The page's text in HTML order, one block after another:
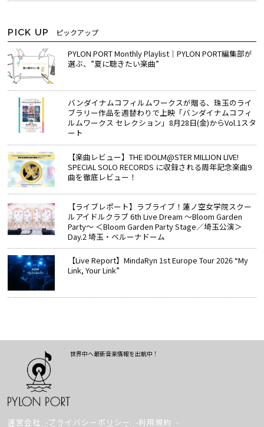
PICK UP ピックアップ
PYLON PORT Monthly Playlist│PYLON PORT編集部が
選ぶ、”夏に聴きたい楽曲”
バンダイナムコフィルムワークスが贈る、珠玉のライ
ブラリー作品を週替わりで上映「バンダイナムコフィ
ルムワークス セレクション」8月28日(金)からVol.1スタ
ート
【楽曲レビュー】THE IDOLM@STER MILLION LIVE!
SPECIAL SOLO RECORDS に収録される周年記念楽曲9
曲を徹底レビュー！
【ライブレポート】ラブライブ！蓮ノ空女学院スクー
ルアイドルクラブ 6th Live Dream ～Bloom Garden
Party～ ＜Bloom Garden Party Stage／埼玉公演＞
Day.2 埼玉・ベルーナドーム
【Live Report】MindaRyn 1st Europe Tour 2026 “My
Link, Your Link”
世界中へ最新音楽情報を出航中！
運営会社 プライバシーポリシー 利用規約